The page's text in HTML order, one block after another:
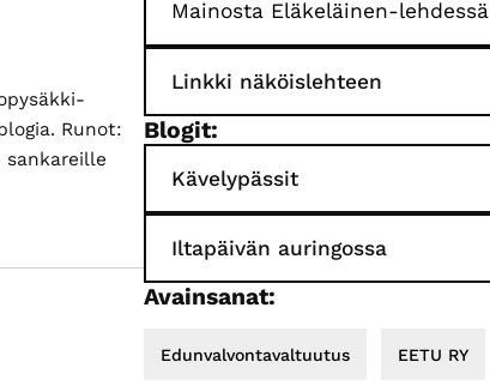
Runot:
sankareille
Mainosta Eläkeläinen-lehdessä
Linkki näköislehteen
Blogit:
Kävelypässit
Iltapäivän auringossa
Avainsanat:
Edunvalvontavaltuutus EETU RY